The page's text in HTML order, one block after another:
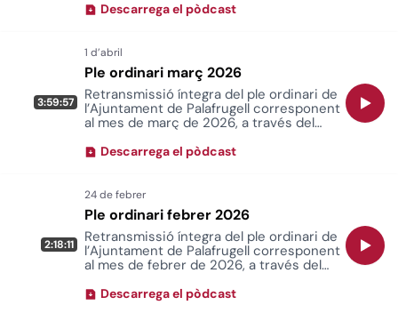
Descarrega el pòdcast
3:59:57
Ple ordinari març 2026
Retransmissió íntegra del ple ordinari de
l’Ajuntament de Palafrugell corresponent
al mes de març de 2026, a través del
Descarrega el pòdcast
2:18:11
Ple ordinari febrer 2026
Retransmissió íntegra del ple ordinari de
l’Ajuntament de Palafrugell corresponent
al mes de febrer de 2026, a través del
Descarrega el pòdcast